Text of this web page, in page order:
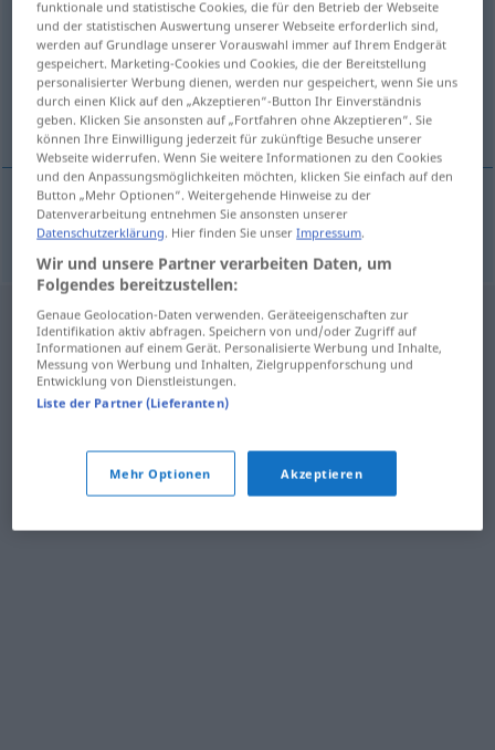
Übersicht aller Übersetzungen
(Für mehr Details die Übersetzung anklicken/antippen)
Ozonschicht
Ozonschichtf ozonosfera
funktionale und statistische Cookies, die für den Betrieb der Webseite
und der statistischen Auswertung unserer Webseite erforderlich sind,
werden auf Grundlage unserer Vorauswahl immer auf Ihrem Endgerät
gespeichert. Marketing-Cookies und Cookies, die der Bereitstellung
personalisierter Werbung dienen, werden nur gespeichert, wenn Sie uns
durch einen Klick auf den „Akzeptieren“-Button Ihr Einverständnis
geben. Klicken Sie ansonsten auf „Fortfahren ohne Akzeptieren“. Sie
können Ihre Einwilligung jederzeit für zukünftige Besuche unserer
Webseite widerrufen. Wenn Sie weitere Informationen zu den Cookies
und den Anpassungsmöglichkeiten möchten, klicken Sie einfach auf den
Button „Mehr Optionen“. Weitergehende Hinweise zu der
Datenverarbeitung entnehmen Sie ansonsten unserer
Datenschutzerklärung. Hier finden Sie unserImpressum.
Wir und unsere Partner verarbeiten Daten, um
Folgendes bereitzustellen:
Genaue Geolocation-Daten verwenden. Geräteeigenschaften zur
Identifikation aktiv abfragen. Speichern von und/oder Zugriff auf
Informationen auf einem Gerät. Personalisierte Werbung und Inhalte,
Messung von Werbung und Inhalten, Zielgruppenforschung und
Entwicklung von Dienstleistungen.
Liste der Partner (Lieferanten)
Mehr Optionen Akzeptieren